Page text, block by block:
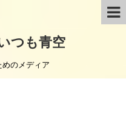
つも青空
のメディア